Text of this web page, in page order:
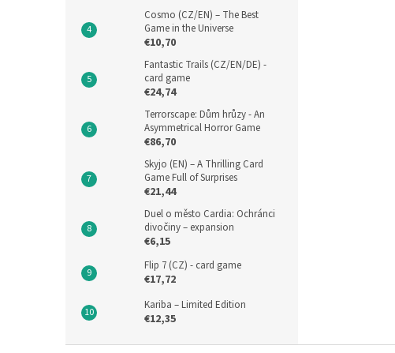
Cosmo (CZ/EN) – The Best
Game in the Universe
€10,70
Fantastic Trails (CZ/EN/DE) -
card game
€24,74
Terrorscape: Dům hrůzy - An
Asymmetrical Horror Game
€86,70
Skyjo (EN) – A Thrilling Card
Game Full of Surprises
€21,44
Duel o město Cardia: Ochránci
divočiny – expansion
€6,15
Flip 7 (CZ) - card game
€17,72
Kariba – Limited Edition
€12,35